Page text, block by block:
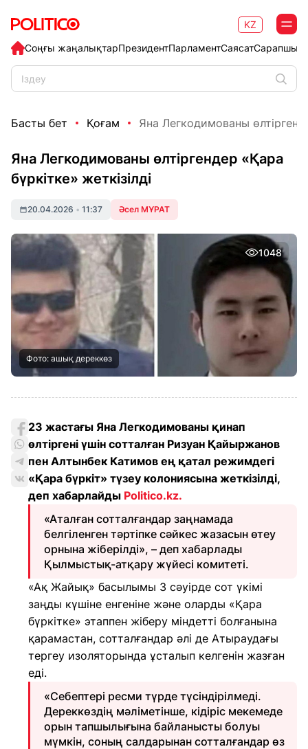
Соңғы жаңалықтарПрезидентПарламентСаясат
KZ
Басты бет Қоғам Яна Легкодимованы
Яна Легкодимованы өлтіргендер «Қара
бүркітке» жеткізілді
20.04.2026 • 11:37 Әсел МҰРАТ
1048
Фото: ашық дереккөз
23 жастағы Яна Легкодимованы қинап
өлтіргені үшін сотталған Ризуан Қайыржанов
пен Алтынбек Катимов ең қатал режимдегі
«Қара бүркіт» түзеу колониясына жеткізілді,
деп хабарлайды Politico.kz.
«Аталған сотталғандар заңнамада
белгіленген тәртіпке сәйкес жазасын өтеу
орнына жіберілді», – деп хабарлады
Қылмыстық-атқару жүйесі комитеті.
«Ақ Жайық» басылымы 3 сәуірде сот үкімі
заңды күшіне енгеніне және оларды «Қара
бүркітке» этаппен жіберу міндетті болғанына
қарамастан, сотталғандар әлі де Атыраудағы
тергеу изоляторында ұсталып келгенін жазған
еді.
«Себептері ресми түрде түсіндірілмеді.
Дереккөздің мәліметінше, кідіріс мекемеде
орын тапшылығына байланысты болуы
мүмкін, соның салдарынан сотталғандар өз